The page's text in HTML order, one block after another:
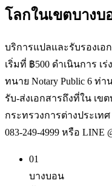
โลกในเขตบางบ
บริการแปลและรับรองเ
เริ่มที่ ฿500 ดำเนินการ เ
ทนาย Notary Public 6 ท่
รับ-ส่งเอกสารถึงที่ใน เข
กระทรวงการต่างประเ
083-249-4999 หรือ LINE
01
บางบอน